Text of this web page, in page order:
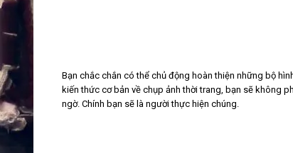
Bạn chắc chắn có thể chủ động hoàn thiện những bộ
kiến thức cơ bản về chụp ảnh thời trang, bạn sẽ không
ngờ. Chính bạn sẽ là người thực hiện chúng.